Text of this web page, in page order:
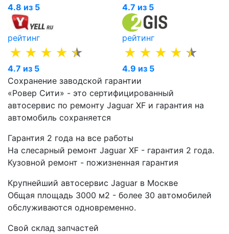
4.8 из 5 4.7 из 5
рейтинг
4.7 из 5
рейтинг
4.9 из 5
Сохранение заводской гарантии
«Ровер Сити» - это сертифицированный
автосервис по ремонту Jaguar XF и гарантия на
автомобиль сохраняется
Гарантия 2 года на все работы
На слесарный ремонт Jaguar XF - гарантия 2 года.
Кузовной ремонт - пожизненная гарантия
Крупнейший автосервис Jaguar в Москве
Общая площадь 3000 м2 - более 30 автомобилей
обслуживаются одновременно.
Свой склад запчастей